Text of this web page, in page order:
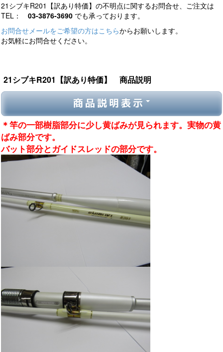
21シブキR201【訳あり特価】の不明点に関するお問合せ、ご注文は
TEL： 03-3876-3690 でも承っております。
お問合せメールをご希望の方はこちらからお願いします。
お気軽にお問合せください。
21シブキR201【訳あり特価】 商品説明
商品説明表示
＊竿の一部樹脂部分に少し黄ばみが見られます。実物の黄
ばみ部分です。
バット部分とガイドスレッドの部分です。